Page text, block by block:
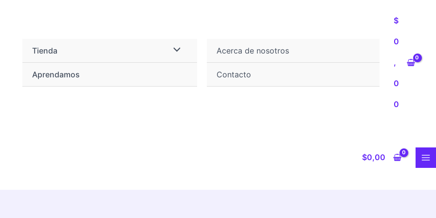
Tienda
Aprendamos
Acerca de nosotros
Contacto
$
0
,
0
0
$0,00